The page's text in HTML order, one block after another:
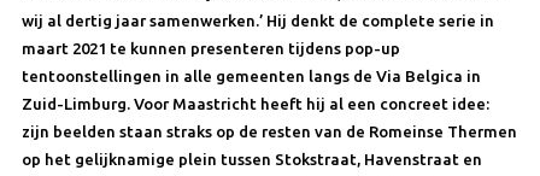
wij al dertig jaar samenwerken.’ Hij denkt de complete serie in
maart 2021 te kunnen presenteren tijdens pop-up
tentoonstellingen in alle gemeenten langs de Via Belgica in
Zuid-Limburg. Voor Maastricht heeft hij al een concreet idee:
zijn beelden staan straks op de resten van de Romeinse Thermen
op het gelijknamige plein tussen Stokstraat, Havenstraat en